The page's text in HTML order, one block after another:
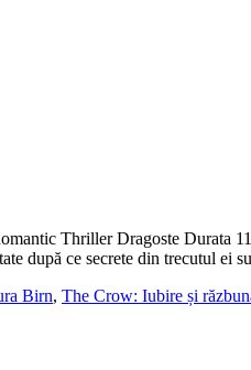
Thriller Dragoste Durata
după ce secrete din trecutul ei
Birn, The Crow: Iubire și